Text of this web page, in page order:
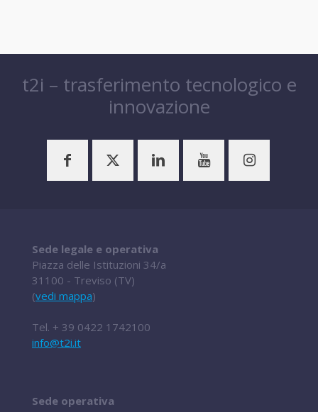
t2i – trasferimento tecnologico e
innovazione
Sede legale e operativa
Piazza delle Istituzioni 34/a
31100 - Treviso (TV)
(vedi mappa)
Tel. + 39 0422 1742100
info@t2i.it
Sede operativa